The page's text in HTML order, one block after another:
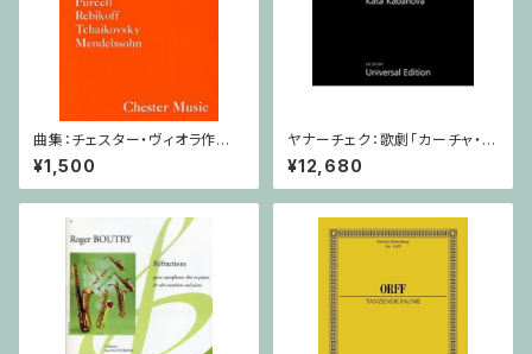
曲集：チェスター・ヴィオラ作品
集 / ヴィオラ・ピアノ
¥1,500
ヤナーチェク：歌劇「カーチャ・カ
ヴァノヴァー」 / フルスコア
¥12,680